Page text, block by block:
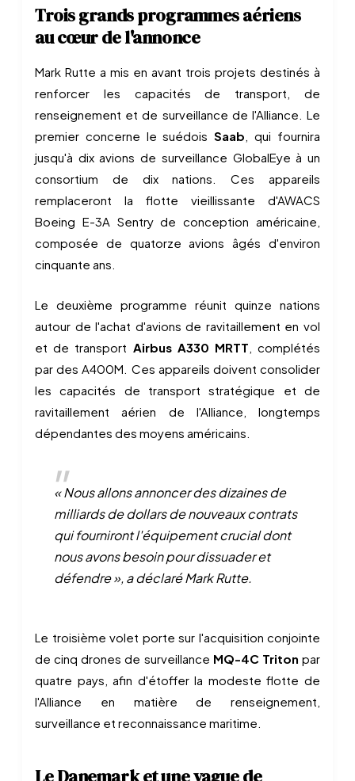
Trois grands programmes aériens
au cœur de l'annonce
Mark Rutte a mis en avant trois projets destinés à
renforcer les capacités de transport, de
renseignement et de surveillance de l'Alliance. Le
premier concerne le suédoisSaab, qui fournira
jusqu'à dix avions de surveillance GlobalEye à un
consortium de dix nations. Ces appareils
remplaceront la flotte vieillissante d'AWACS
Boeing E-3A Sentry de conception américaine,
composée de quatorze avions âgés d'environ
cinquante ans.
Le deuxième programme réunit quinze nations
autour de l'achat d'avions de ravitaillement en vol
et de transport Airbus A330 MRTT, complétés
par des A400M. Ces appareils doivent consolider
les capacités de transport stratégique et de
ravitaillement aérien de l'Alliance, longtemps
dépendantes des moyens américains.
« Nous allons annoncer des dizaines de
milliards de dollars de nouveaux contrats
qui fourniront l'équipement crucial dont
nous avons besoin pour dissuader et
défendre », a déclaré Mark Rutte.
Le troisième volet porte sur l'acquisition conjointe
de cinq drones de surveillance MQ-4C Triton par
quatre pays, afin d'étoffer la modeste flotte de
l'Alliance en matière de renseignement,
surveillance et reconnaissance maritime.
Le Danemark et une vague de